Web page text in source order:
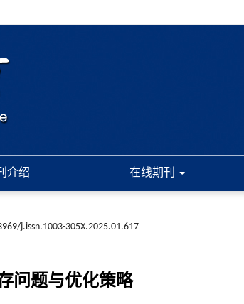
介绍 在线期刊
j.issn.1003-305X.2025.01.617
问题与优化策略